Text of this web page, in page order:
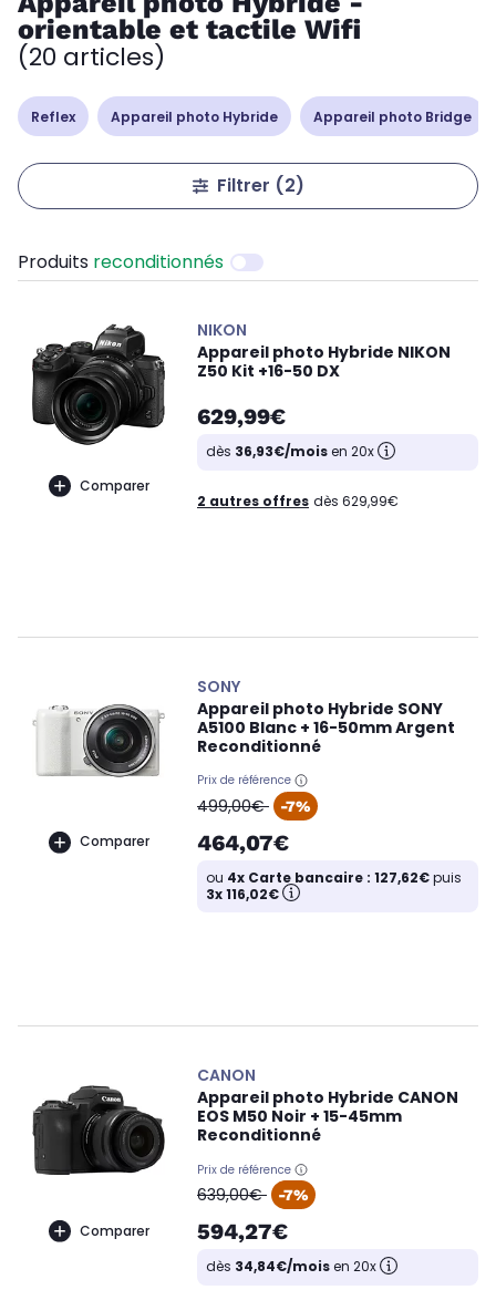
orientable et tactile Wifi
(20 articles)
Reflex Appareil photo Hybride Appareil photo Bridge
Filtrer (2)
Produits reconditionnés
Comparer
NIKON
Appareil photo Hybride NIKON
Z50 Kit +16-50 DX
629,99€
dès 36,93€/moisen 20x
2 autres offres dès 629,99€
Comparer
SONY
Appareil photo Hybride SONY
A5100 Blanc + 16-50mm Argent
Reconditionné
Prix de référence
oldPrice
499,00€ -7%
464,07€
ou 4x Carte bancaire : 127,62€puis
3x 116,02€
Comparer
CANON
Appareil photo Hybride CANON
EOS M50 Noir + 15-45mm
Reconditionné
Prix de référence
oldPrice
639,00€ -7%
594,27€
dès 34,84€/moisen 20x